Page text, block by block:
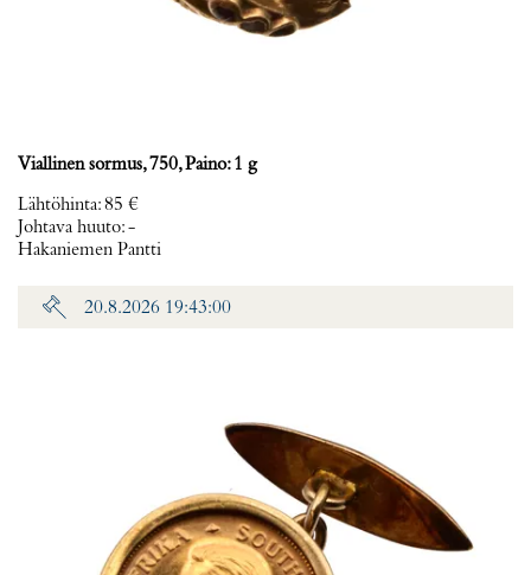
Viallinen sormus, 750, Paino: 1 g
Lähtöhinta:85 €
Johtava huuto:-
Hakaniemen Pantti
20.8.2026 19:43:00